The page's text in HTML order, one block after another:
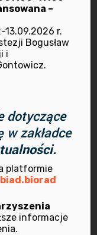
2025
–
13.09.2026 r.
Bogusław
i
dotyczące
zakładce
platformie
informacje